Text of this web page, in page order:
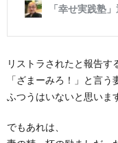
リストラされたと報告す
「ざまーみろ！」と言う
ふつうはいないと思いま
でもあれは、